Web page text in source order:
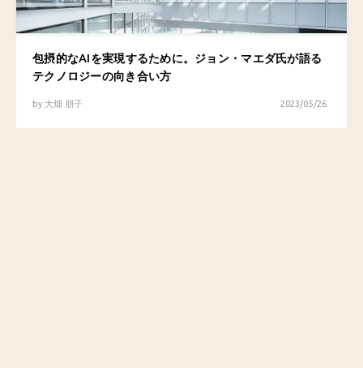
包摂的なAIを実現するために。ジョン・マエダ氏が語る
テクノロジーの向き合い方
by 大畑 朋子 2023/05/26